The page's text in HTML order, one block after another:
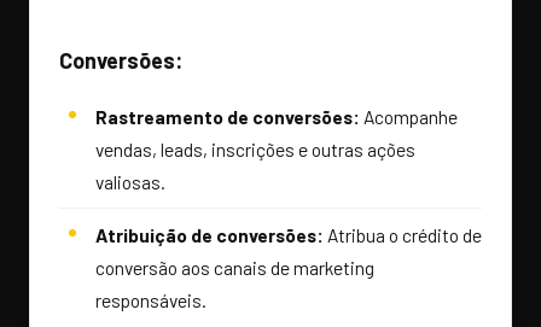
Conversões:
Rastreamento de conversões: Acompanhe
vendas, leads, inscrições e outras ações
valiosas.
Atribuição de conversões: Atribua o crédito de
conversão aos canais de marketing
responsáveis.